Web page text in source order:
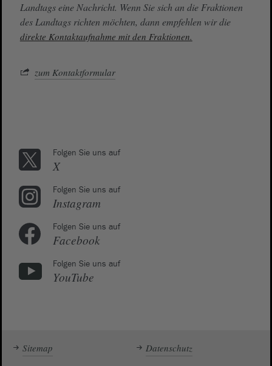
Landtags eine Nachricht. Wenn Sie sich an die Fraktionen
des Landtags richten möchten, dann empfehlen wir die
direkte Kontaktaufnahme mit den Fraktionen.
zum Kontaktformular
Folgen Sie uns auf
X
Folgen Sie uns auf
Instagram
Folgen Sie uns auf
Facebook
Folgen Sie uns auf
YouTube
Sitemap Datenschutz